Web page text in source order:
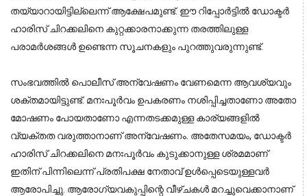
തയ്യാറായിട്ടില്ലെന്ന് ആക്ഷേപമുണ്ട്. ഈ റിപ്പോർട്ടിൽ ഡോക്ടർ
ഹാരിസ് ചിറക്കലിനെ കുറ്റക്കാരനാക്കുന്ന തരത്തിലുള്ള
പരാമർശങ്ങൾ ഉണ്ടെന്ന സൂചനകളും പുറത്തുവരുന്നുണ്ട്.
സംഭവത്തിൽ പൊലീസ് അന്വേഷണം വേണമെന്ന ആവശ്യവും
ശക്തമായിട്ടുണ്ട്. മനഃപൂർവം ഉപകരണം നശിപ്പിച്ചതാണോ അതോ
മോഷണം പോയതാണോ എന്നതടക്കമുള്ള കാര്യങ്ങളിൽ
വ്യക്തത വരുത്താനാണ് അന്വേഷണം. അതേസമയം, ഡോക്ടർ
ഹാരിസ് ചിറക്കലിനെ മനഃപൂർവം കുടുക്കാനുള്ള ശ്രമമാണ്
ഇതിന് പിന്നിലെന്ന് പ്രതിപക്ഷ നേതാവ് ഉൾപ്പെടെയുള്ളവർ
ആരോപിച്ചു. ആരോഗ്യവകുപ്പിന്റെ വീഴ്ചകൾ മറച്ചുവെക്കാനാണ്